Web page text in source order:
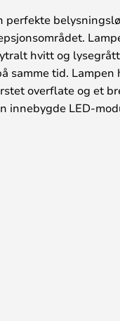
perfekte
hvitt og
samme tid. Lampen
overflate og et
innebygde LED-
på panelet sikrer
som er
man unngår
i to